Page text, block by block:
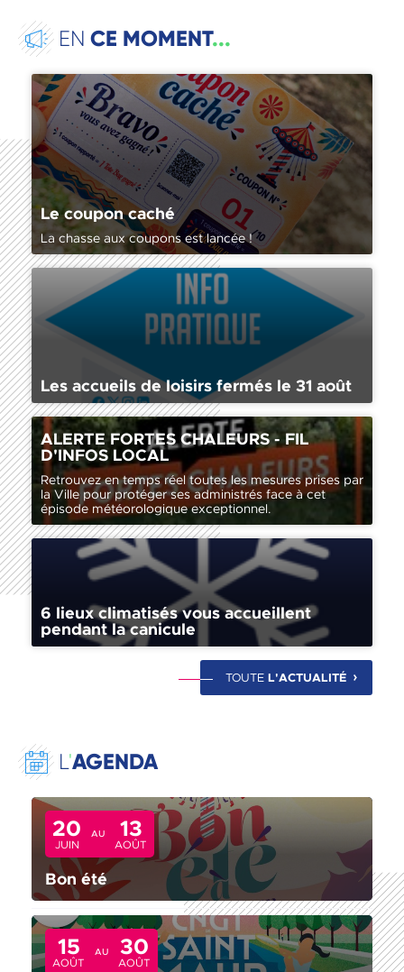
EN CE MOMENT...
Les accueils de loisirs fermés le 31 août
ALERTE FORTES CHALEURS - FIL
D'INFOS LOCAL
Retrouvez en temps réel toutes les mesures prises par
la Ville pour protéger ses administrés face à cet
épisode météorologique exceptionnel.
Retrouvez en temps réel toutes les mesures prises par la
Ville pour protéger ses administrés face à cet épisode
météorologique exceptionnel.
6 lieux climatisés vous accueillent
pendant la canicule
Le coupon caché
La chasse aux coupons est lancée !
La chasse aux coupons est lancée !
TOUTE L'ACTUALITÉ
L'AGENDA
Bon été
20
JUIN
AU 13
AOÛT
15
AOÛT
AU 30
AOÛT